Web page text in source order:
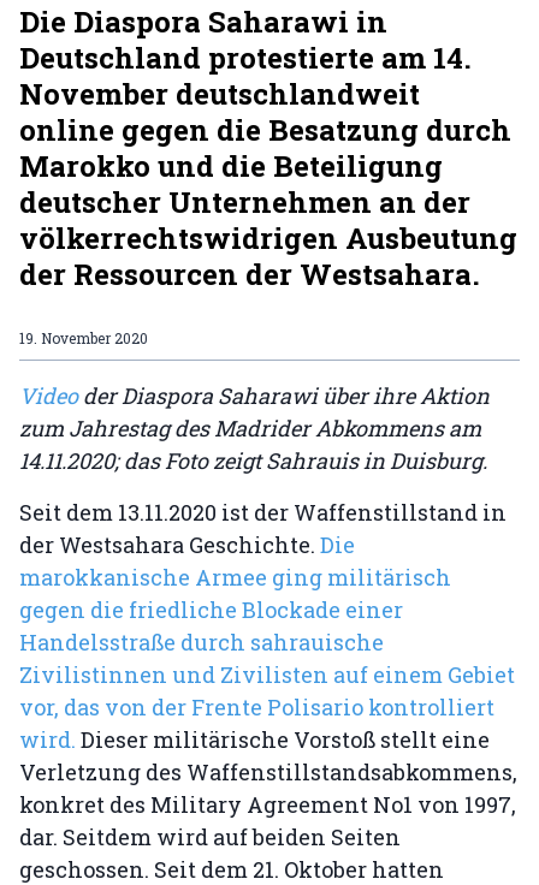
Die Diaspora Saharawi in
Deutschland protestierte am 14.
November deutschlandweit
online gegen die Besatzung durch
Marokko und die Beteiligung
deutscher Unternehmen an der
völkerrechtswidrigen Ausbeutung
der Ressourcen der Westsahara.
19. November 2020
Videoder Diaspora Saharawi über ihre Aktion
zum Jahrestag des Madrider Abkommens am
14.11.2020; das Foto zeigt Sahrauis in Duisburg.
Seit dem 13.11.2020 ist der Waffenstillstand in
der Westsahara Geschichte. Die
marokkanische Armee ging militärisch
gegen die friedliche Blockade einer
Handelsstraße durch sahrauische
Zivilistinnen und Zivilisten auf einem Gebiet
vor, das von der Frente Polisario kontrolliert
wird. Dieser militärische Vorstoß stellt eine
Verletzung des Waffenstillstandsabkommens,
konkret des Military Agreement No1 von 1997,
dar. Seitdem wird auf beiden Seiten
geschossen. Seit dem 21. Oktober hatten